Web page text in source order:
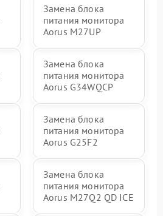
Замена блока
питания монитора
Aorus M27UP
Замена блока
питания монитора
Aorus G34WQCP
Замена блока
питания монитора
Aorus G25F2
Замена блока
питания монитора
Aorus M27Q2 QD ICE